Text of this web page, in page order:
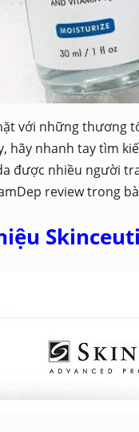
với những thương
hãy nhanh tay tìm
được nhiều người
review trong